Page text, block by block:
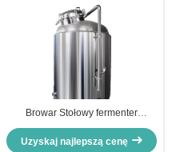
Browar Stołowy fermenter
stożkowy Sus304
Uzyskaj najlepszą cenę